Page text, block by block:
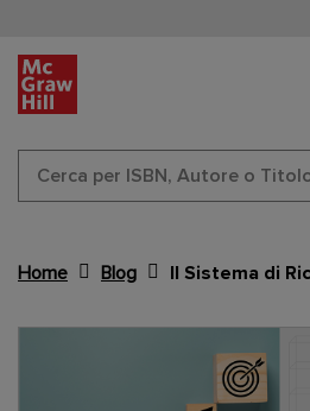
Home Blog